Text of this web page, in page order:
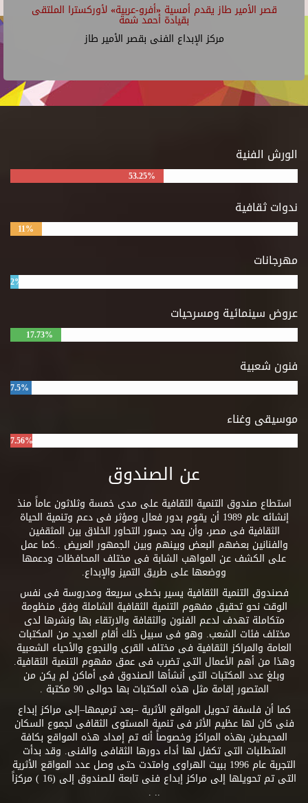
قصر الأمير طاز يقدم أمسية «أفرو-عربية» لأوركسترا الملتقى
بقيادة أحمد شمة
مركز الإبداع الفنى بقصر الأمير طاز
الورش الفنية
53.25%
ندوات ثقافية
11%
مهرجانات
2%
عروض سينمائية ومسرحيات
17.73%
فنون شعبية
7.5%
موسيقى وغناء
7.56%
عن الصندوق
استطاع صندوق التنمية الثقافية على مدى خمسة وثلاثون عاماً منذ
إنشائه عام 1989 أن يقوم بدور فعال ومؤثر فى دعم وتنمية الحياة
الثقافية فى مصر، وأن يمد جسور التحاور الخلاق بين المثقفين
والفنانين بعضهم البعض وبينهم وبين الجمهور العريض ..كما عمل
على الكشف عن المواهب الشابة فى مختلف المحافظات ودعمها
ووضعها على طريق التميز والإبداع.
فصندوق التنمية الثقافية يسير بخطى سريعة ومدروسة فى نفس
الوقت نحو تحقيق مفهوم التنمية الثقافية الشاملة وفق منظومة
متكاملة تهدف لدعم الفنون والثقافة والارتقاء بها ونشرها لدى
مختلف فئات الشعب. وهو فى سبيل ذلك أقام العديد من المكتبات
العامة والمراكز الثقافية فى مختلف القرى والنجوع والأحياء الشعبية
وهذا من أهم الأعمال التى تضرب فى عمق مفهوم التنمية الثقافية.
وبلغ عدد المكتبات التى أنشأها الصندوق فى أماكن لم يكن من
المتصور إقامة مثل هذه المكتبات بها حوالى 90 مكتبة .
كما أن فلسفة تحويل المواقع الأثرية –بعد ترميمها–إلى مراكز إبداع
فنى كان لها عظيم الأثر فى تنمية المستوى الثقافى لجموع السكان
المحيطين بهذه المراكز وخصوصاً أنه تم إمداد هذه المواقع بكافة
المتطلبات التى تكفل لها أداء دورها الثقافى والفنى. وقد بدأت
التجربة عام 1996 ببيت الهراوى وامتدت حتى وصل عدد المواقع الأثرية
التى تم تحويلها إلى مراكز إبداع فنى تابعة للصندوق إلى (16 ) مركزاً
.. .